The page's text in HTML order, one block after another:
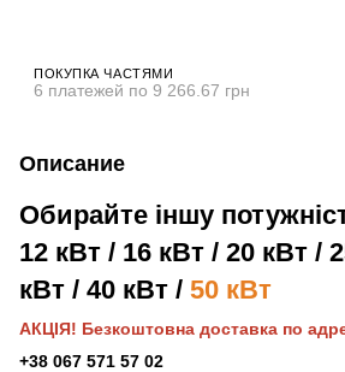
ПОКУПКА ЧАСТЯМИ
6 платежей по 9 266.67 грн
Описание
Обирайте іншу
12 кВт / 16 кВт / 20 кВт /
кВт / 40 кВт / 50 кВт
АКЦІЯ! Безкоштовна доставка по
+38 067 571 57 02